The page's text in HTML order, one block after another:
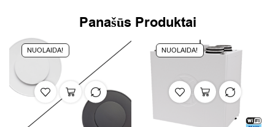
Panašūs Produktai
NUOLAIDA! NUOLAIDA!